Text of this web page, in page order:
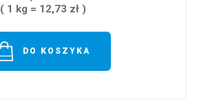
( 1 kg = 12,73 zł )
DO KOSZYKA